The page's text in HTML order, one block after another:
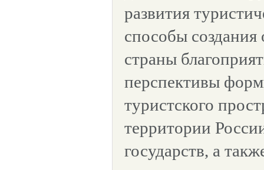
развития
способы создания
страны
перспективы
туристского
территории
государств, а